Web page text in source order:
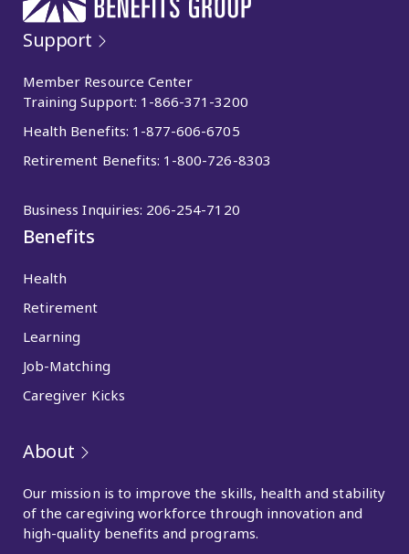
Support
Member Resource Center
Training Support: 1-866-371-3200
Health Benefits: 1-877-606-6705
Retirement Benefits: 1-800-726-8303
Business Inquiries: 206-254-7120
Benefits
Health
Retirement
Learning
Job-Matching
Caregiver Kicks
About
Our mission is to improve the skills, health and stability
of the caregiving workforce through innovation and
high-quality benefits and programs.